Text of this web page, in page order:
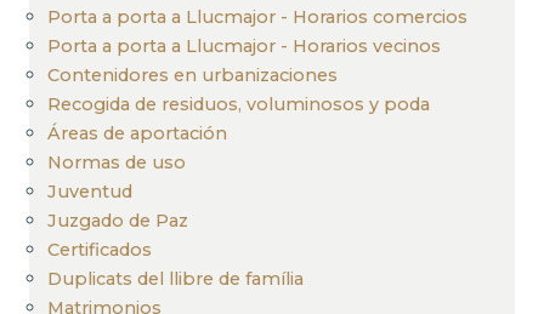
Porta a porta a Llucmajor - Horarios comercios
Porta a porta a Llucmajor - Horarios vecinos
Contenidores en urbanizaciones
Recogida de residuos, voluminosos y poda
Áreas de aportación
Normas de uso
Juventud
Juzgado de Paz
Certificados
Duplicats del llibre de família
Matrimonios